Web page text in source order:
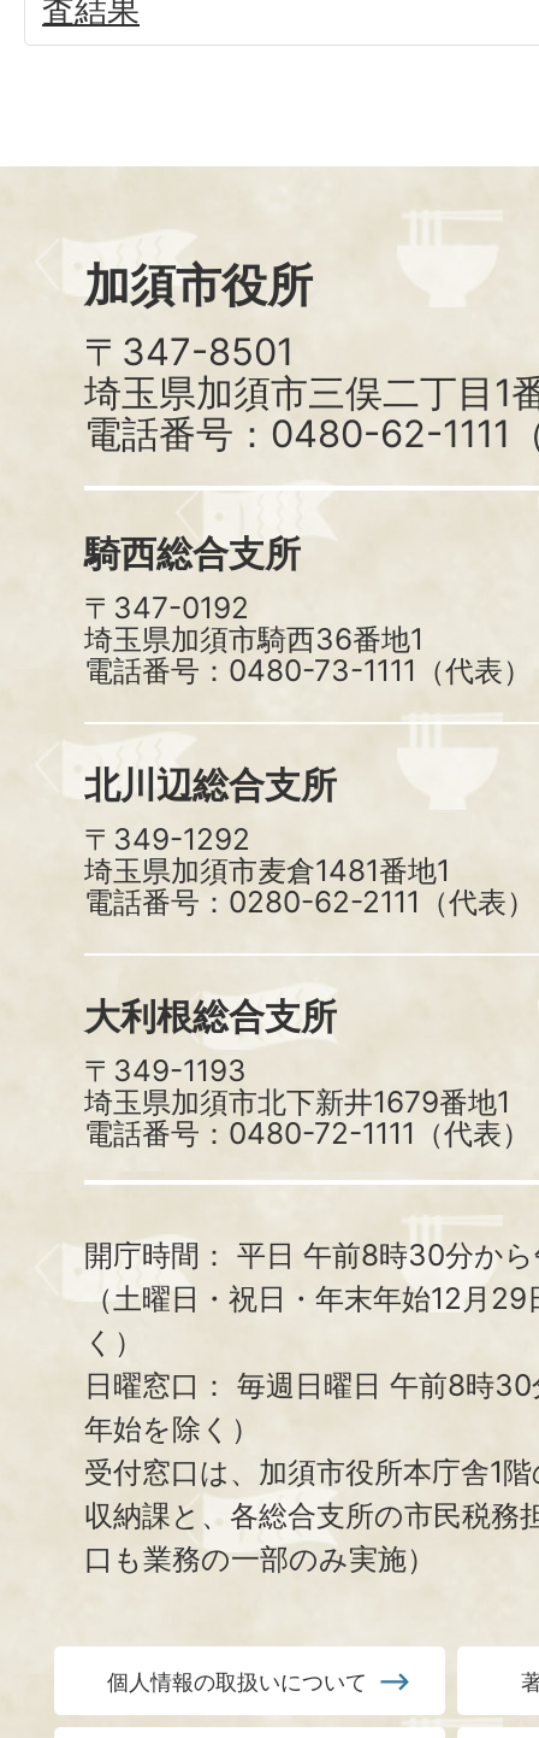
査結果
加須市役所
〒347-8501
埼玉県加須市三俣二丁目1
電話番号：0480-62-1111
騎西総合支所
〒347-0192
埼玉県加須市騎西36番地1
電話番号：0480-73-1111（代表）
北川辺総合支所
〒349-1292
埼玉県加須市麦倉1481番地1
電話番号：0280-62-2111（代表）
大利根総合支所
〒349-1193
埼玉県加須市北下新井1679番地1
電話番号：0480-72-1111（代表）
開庁時間： 平日 午前8時30分か
（土曜日・祝日・年末年始12月
く）
日曜窓口： 毎週日曜日 午前8時
年始を除く）
受付窓口は、加須市役所本庁舎1
収納課と、 各総合支所の市民税務
口も業務の一部のみ実施）
個人情報の取扱いについて